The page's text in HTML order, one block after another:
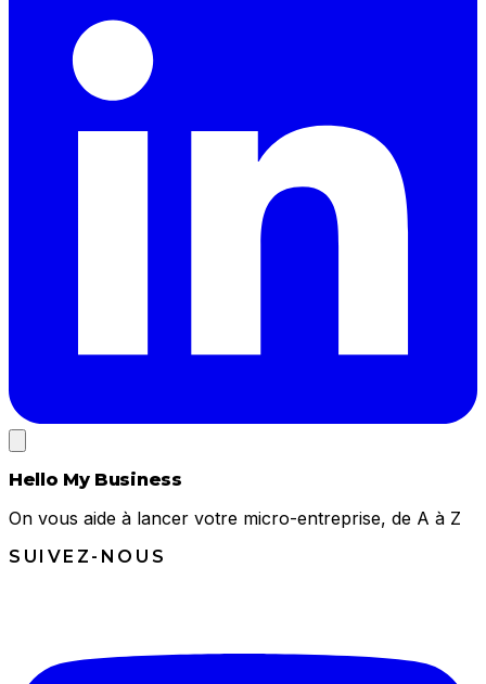
Hello My Business
On vous aide à lancer votre micro-entreprise, de A à Z
SUIVEZ-NOUS